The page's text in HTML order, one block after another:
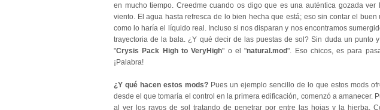
en mucho tiempo. Creedme cuando os digo que es una auténtica gozada
viento. El agua hasta refresca de lo bien hecha que está; eso sin contar el
como lo haría el líquido real. Incluso si nos disparan y nos encontramos
trayectoria de la bala. ¿Y qué decir de las puestas de sol? Sin duda un punto
"Crysis Pack High to VeryHigh" o el "natural.mod". Eso chicos, es para
¡Palabra!
¿Y qué hacen estos mods? Pues un ejemplo sencillo de lo que estos mods
desde el que tomaría el control en la primera edificación, comenzó a amanecer.
al ver los rayos de sol tratando de penetrar por entre las hojas y la hierba.